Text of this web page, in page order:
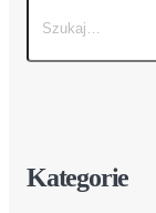
Kategorie